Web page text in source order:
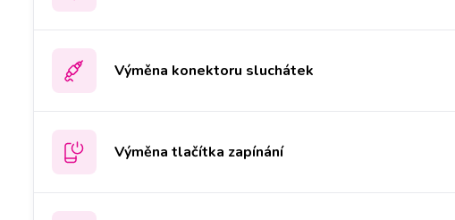
Výměna konektoru sluchátek
Výměna tlačítka zapínání